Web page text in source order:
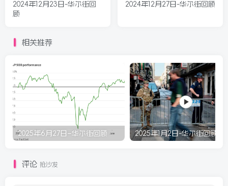
2024年12月23日-华尔街回
顾
2024年12月27日-华尔街回顾
相关推荐
2025年6月27日–华尔街回顾 2025年1月2日-华尔街回顾
评论 抢沙发